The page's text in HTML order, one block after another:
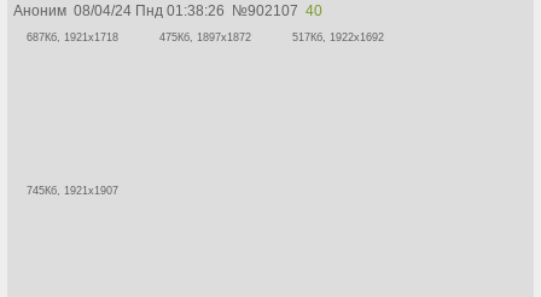
Аноним 08/04/24 Пнд 01:38:26 №902107 40
687Кб, 1921x1718 475Кб, 1897x1872 517Кб, 1922x1692
745Кб, 1921x1907